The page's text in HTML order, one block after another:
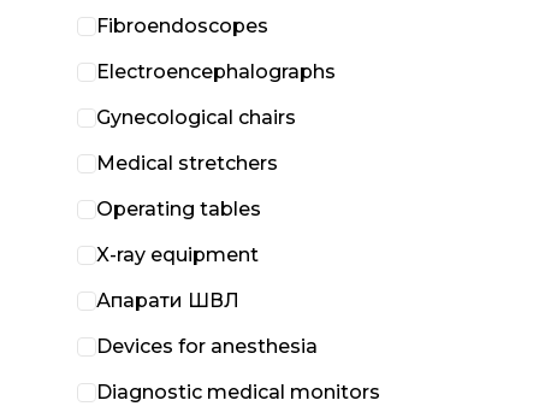
Fibroendoscopes
Electroencephalographs
Gynecological chairs
Medical stretchers
Operating tables
X-ray equipment
Апарати ШВЛ
Devices for anesthesia
Diagnostic medical monitors